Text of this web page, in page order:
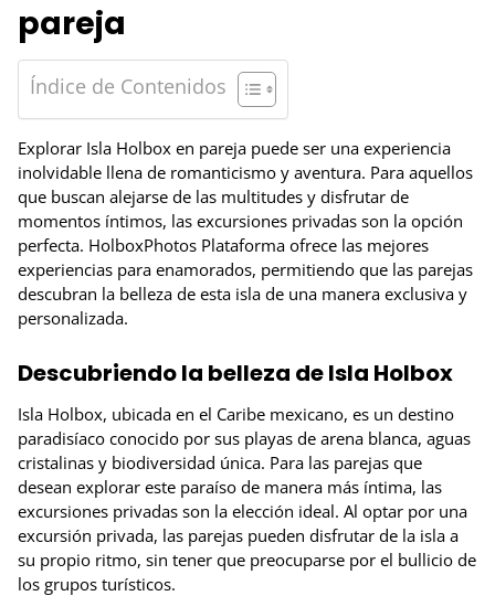
pareja
Índice de Contenidos
Explorar Isla Holbox en pareja puede ser una experiencia
inolvidable llena de romanticismo y aventura. Para aquellos
que buscan alejarse de las multitudes y disfrutar de
momentos íntimos, las excursiones privadas son la opción
perfecta. HolboxPhotos Plataforma ofrece las mejores
experiencias para enamorados, permitiendo que las parejas
descubran la belleza de esta isla de una manera exclusiva y
personalizada.
Descubriendo la belleza de Isla Holbox
Isla Holbox, ubicada en el Caribe mexicano, es un destino
paradisíaco conocido por sus playas de arena blanca, aguas
cristalinas y biodiversidad única. Para las parejas que
desean explorar este paraíso de manera más íntima, las
excursiones privadas son la elección ideal. Al optar por una
excursión privada, las parejas pueden disfrutar de la isla a
su propio ritmo, sin tener que preocuparse por el bullicio de
los grupos turísticos.